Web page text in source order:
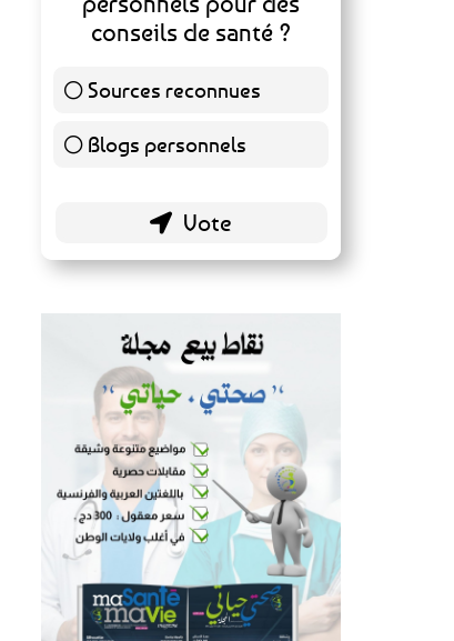
conseils de santé ?
Sources reconnues
141 ( 73.44 % )
Blogs personnels51 ( 26.56 % )